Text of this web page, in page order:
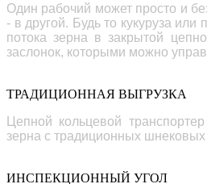
Один рабочий может просто и
- в другой. Будь то кукуруза
потока зерна в закрытой
заслонок, которыми можно
ТРАДИЦИОННАЯ ВЫГРУЗКА
Цепной кольцевой
зерна с традиционных шнековых
ИНСПЕКЦИОННЫЙ УГОЛ